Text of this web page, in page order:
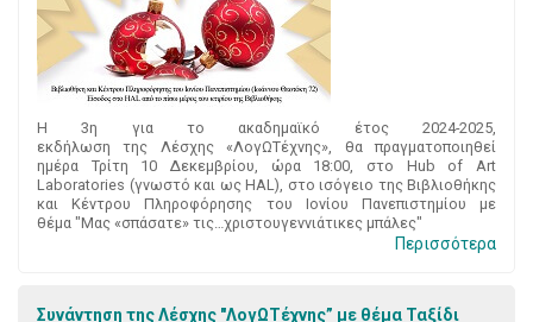
Η 3η για το ακαδημαϊκό έτος 2024-2025,
εκδήλωση της Λέσχης «ΛογΩΤέχνης», θα πραγματοποιηθεί
ημέρα Τρίτη 10 Δεκεμβρίου, ώρα 18:00, στο Hub of Art
Laboratories (γνωστό και ως HAL), στο ισόγειο της Βιβλιοθήκης
και Κέντρου Πληροφόρησης του Ιονίου Πανεπιστημίου με
θέμα "Μας «σπάσατε» τις…χριστουγεννιάτικες μπάλες"
Περισσότερα
Συνάντηση της Λέσχης "ΛογΩΤέχνης” με θέμα Ταξίδι